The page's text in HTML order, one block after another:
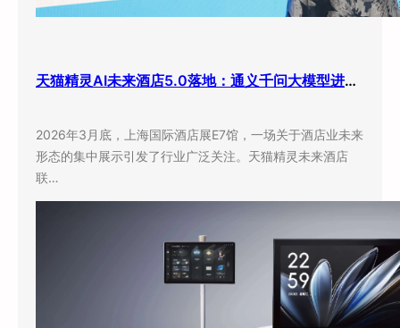
天猫精灵AI未来酒店5.0落地：通义千问大模型进驻客房，酒店业迎来”数字员工”时代
2026年3月底，上海国际酒店展E7馆，一场关于酒店业未来
形态的集中展示引发了行业广泛关注。天猫精灵未来酒店
联…